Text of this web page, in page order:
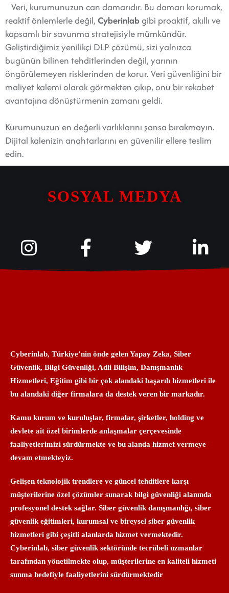
Veri, kurumunuzun can damarıdır. Bu damarı korumak,
reaktif önlemlerle değil, Cyberinlabgibi proaktif, akıllı ve
kapsamlı bir savunma stratejisiyle mümkündür.
Geliştirdiğimiz yenilikçi DLP çözümü, sizi yalnızca
bugünün bilinen tehditlerinden değil, yarının
öngörülemeyen risklerinden de korur. Veri güvenliğini bir
maliyet kalemi olarak görmekten çıkıp, onu bir rekabet
avantajına dönüştürmenin zamanı geldi.
Kurumunuzun en değerli varlıklarını şansa bırakmayın.
Dijital kalenizin anahtarlarını en güvenilir ellere teslim
edin.
SOSYAL MEDYA
Cyberinlab, Türkiye’nin önde gelen Yapay Zeka, Siber
Güvenlik, Bilgi Güvenliği, Adli Bilişim, Danışmanlık
Hizmetleri, Eğitim gibi bir çok alandaki başarılı hizmetleri ile
bu alandaki diğer firmalara da destek veren bir markadır.
Kamu kurum ve kuruluşlar, firmalar, şirketler, holding ve
devlete ait özel birimlerde anlaşmalar çerçevesinde
faaliyetlerimizi sürdürmekte ve bu alanda hizmet vermeye
devam etmekteyiz.
Gelişen teknolojik trendlere ve güncel tehditlere karşı
müşterilerine özel çözümler sunarak bilgi güvenliği alanında
profesyonel destek sağlar. Siber güvenlik danışmanlığı, siber
güvenlik eğitimleri, kurumsal ve bireysel siber güvenlik
hizmetleri gibi çeşitli alanlarda hizmet vermektedir.
Cyberinlab, siber güvenlik sektöründe tecrübeli uzmanlar
tarafından yönetilmekte olup, müşterilerine en kaliteli hizmeti
sunma hedefiyle faaliyetlerini sürdürmektedir